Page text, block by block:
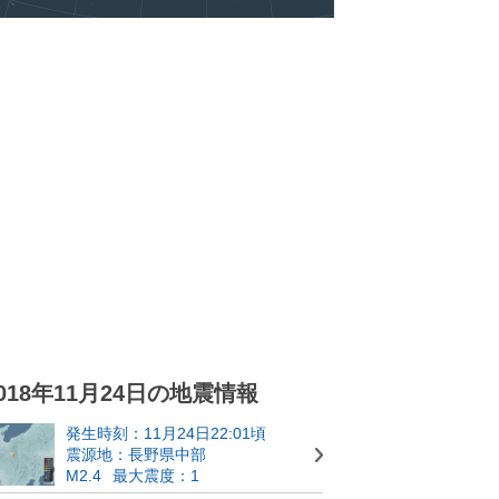
年11月24日の地震情報
発生時刻：11月24日22:01頃
震源地：長野県中部
M2.4
最大震度：1